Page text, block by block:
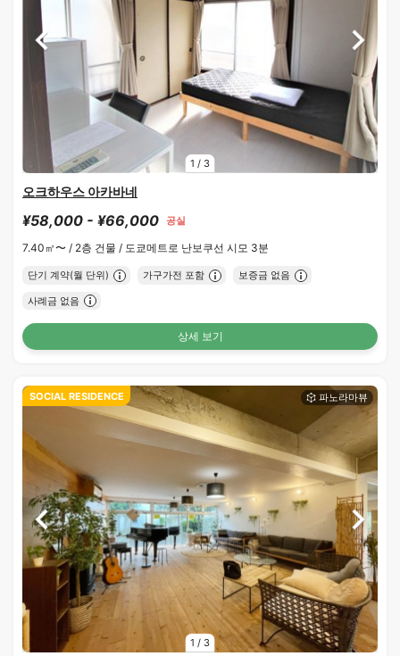
1 / 3
오크하우스 아카바네
¥58,000 - ¥66,000 공실
7.40㎡〜 / 2층 건물 / 도쿄메트로 난보쿠선 시모 3분
단기 계약(월 단위) 가구가전 포함 보증금 없음
사례금 없음
상세 보기
1 / 3
SOCIAL RESIDENCE